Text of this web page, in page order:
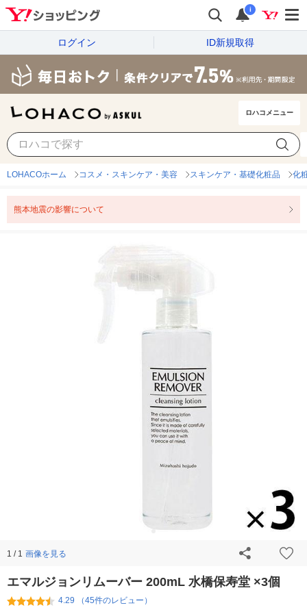
i
ログイン ID新規取得
ロハコメニュー
LOHACOホーム コスメ・スキンケア・美容 スキンケア・基礎化粧品 化
熊本地震の影響について
1 / 1 画像を見る
エマルジョンリムーバー 200mL 水橋保寿堂 ×3個
4.29 （45件のレビュー）